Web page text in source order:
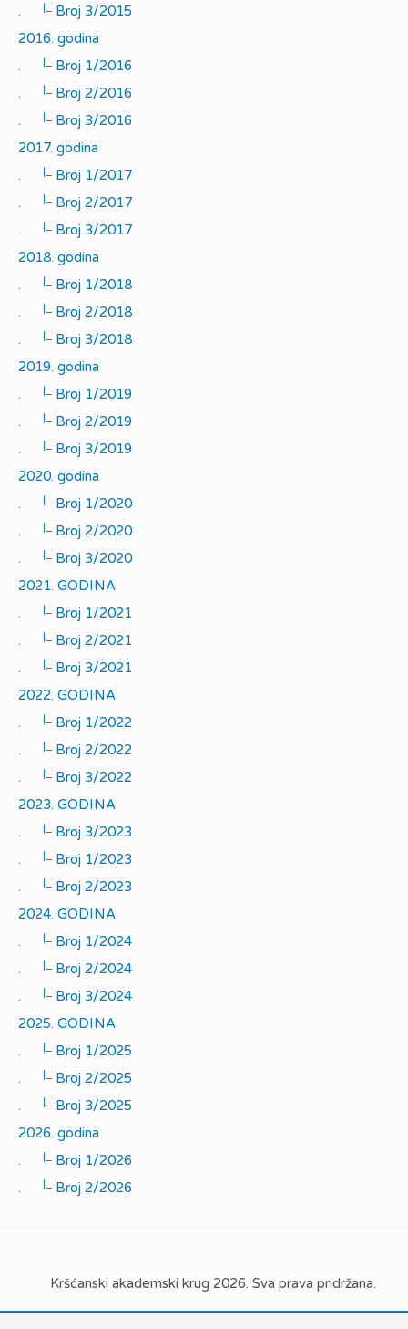
.
|_
Broj 3/2015
2016. godina
.
|_
Broj 1/2016
.
|_
Broj 2/2016
.
|_
Broj 3/2016
2017. godina
.
|_
Broj 1/2017
.
|_
Broj 2/2017
.
|_
Broj 3/2017
2018. godina
.
|_
Broj 1/2018
.
|_
Broj 2/2018
.
|_
Broj 3/2018
2019. godina
.
|_
Broj 1/2019
.
|_
Broj 2/2019
.
|_
Broj 3/2019
2020. godina
.
|_
Broj 1/2020
.
|_
Broj 2/2020
.
|_
Broj 3/2020
2021. GODINA
.
|_
Broj 1/2021
.
|_
Broj 2/2021
.
|_
Broj 3/2021
2022. GODINA
.
|_
Broj 1/2022
.
|_
Broj 2/2022
.
|_
Broj 3/2022
2023. GODINA
.
|_
Broj 3/2023
.
|_
Broj 1/2023
.
|_
Broj 2/2023
2024. GODINA
.
|_
Broj 1/2024
.
|_
Broj 2/2024
.
|_
Broj 3/2024
2025. GODINA
.
|_
Broj 1/2025
.
|_
Broj 2/2025
.
|_
Broj 3/2025
2026. godina
.
|_
Broj 1/2026
.
|_ Broj 2/2026
Kršćanski akademski krug 2026. Sva prava pridržana.